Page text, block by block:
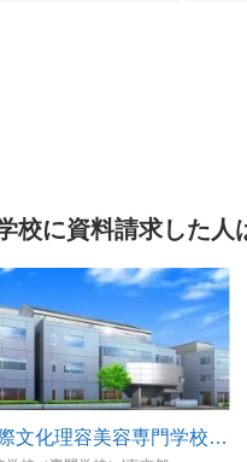
校に資料請求した人
国際文化理容美容専門学校渋谷校